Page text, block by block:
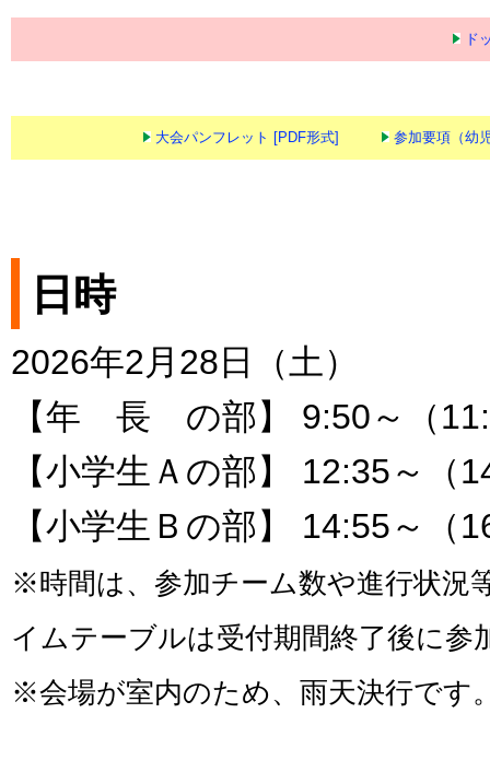
ド
大会パンフレット [PDF形式] 参加要項（幼
日時
2026年2月28日（土）
【年 長 の部】 9:50～（
【小学生Ａの部】 12:35～（
【小学生Ｂの部】 14:55～（
※時間は、参加チーム数や進行状況
イムテーブルは受付期間終了後に
※会場が室内のため、雨天決行です